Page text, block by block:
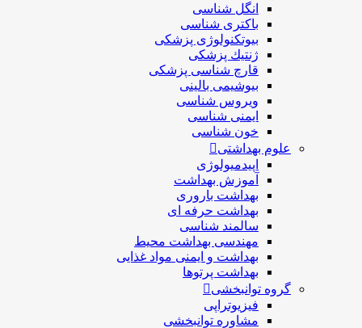
انگل شناسی
باکتری شناسی
بیوتکنولوژی پزشکی
ژنتيك پزشکی
قارچ شناسی پزشكی
بیوشیمی بالینی
ویروس شناسی
ایمنی شناسی
خون شناسی
علوم بهداشتی
اپیدمیولوژی
آموزش بهداشت
بهداشت باروری
بهداشت حرفه ای
سالمند شناسی
مهندسی بهداشت محيط
بهداشت و ایمنی مواد غذایی
بهداشت پرتوها
گروه توانبخشی
فیزیوتراپی
مشاوره توانبخشی